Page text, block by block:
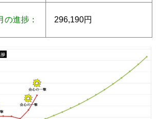
の進捗： 296,190円